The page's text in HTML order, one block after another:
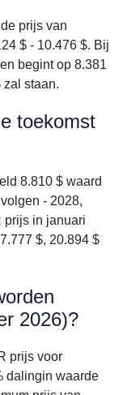
prijs van
$ - 10.476 $. Bij
begint op 8.381
zal staan.
toekomst
8.810 $ waard
- 2028,
prijs in januari
$, 20.894 $
2026)?
prijs voor
dalingin waarde